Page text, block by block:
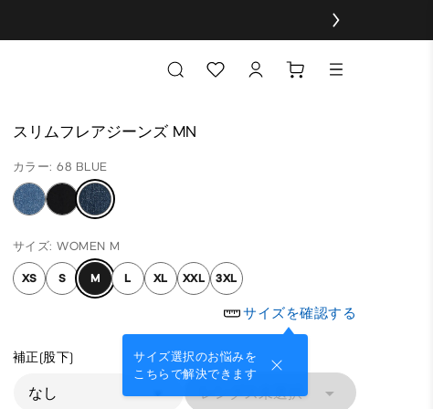
スリムフレアジーンズ MN
カラー: 68 BLUE
サイズ: WOMEN M
XS S M L XL XXL 3XL
サイズを確認する
サイズ選択のお悩みを
こちらで解決できます
補正(股下)
なし レングス未選択